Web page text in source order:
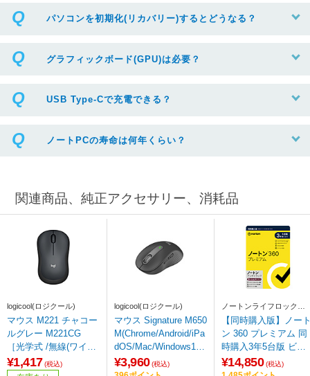
パソコンを初期化(リカバリー)するとどうなる？
グラフィックボード(GPU)は必要？
USB Type-Cで充電できる？
ノートPCの寿命は何年くらい？
関連商品、純正アクセサリー、消耗品
logicool(ロジクール)
マウス M221 チャコー
ルグレー M221CG
［光学式 /無線(ワイヤ
レス) /3ボタン /USB］
¥1,417 (税込)
logicool(ロジクール)
マウス Signature M650
M(Chrome/Android/iPa
dOS/Mac/Windows11
対応) グラファイト M6
50MGR ［光学式 /無線
¥3,960 (税込)
ノートンライフロック
Norton Lifelock
【同時購入版】ノー
ン 360 プレミアム 同
時購入3年5台版 ビッ
クカメラグループ専
［Win・Mac・Androi
¥14,850 (税込)